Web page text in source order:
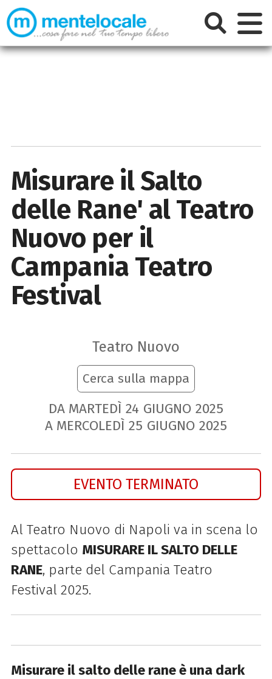
Misurare il Salto
delle Rane' al Teatro
Nuovo per il
Campania Teatro
Festival
Teatro Nuovo
Cerca sulla mappa
DA MARTEDÌ 24 GIUGNO 2025
A MERCOLEDÌ 25 GIUGNO 2025
EVENTO TERMINATO
Al Teatro Nuovo di Napoli va in scena lo
spettacolo MISURARE IL SALTO DELLE
RANE, parte del Campania Teatro
Festival 2025.
Misurare il salto delle rane è una dark